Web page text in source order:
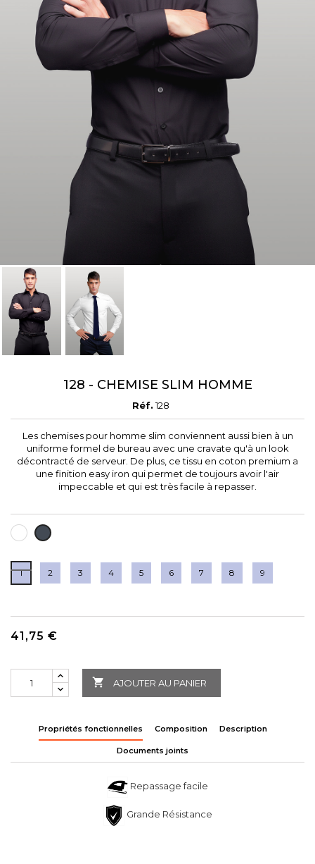
128 - CHEMISE SLIM HOMME
Réf. 128
Les chemises pour homme slim conviennent aussi bien à un
uniforme formel de bureau avec une cravate qu'à un look
décontracté de serveur. De plus, ce tissu en coton premium a
une finition easy iron qui permet de toujours avoir l'air
impeccable et qui est très facile à repasser.
BLANCNOIR
1 2 3 4 5 6 7 8 9
41,75 €
 AJOUTER AU PANIER
Propriétés fonctionnelles Composition Description
Documents joints
Repassage facile
Grande Résistance
Annuler Créer une liste d'envies
Annuler Connexion